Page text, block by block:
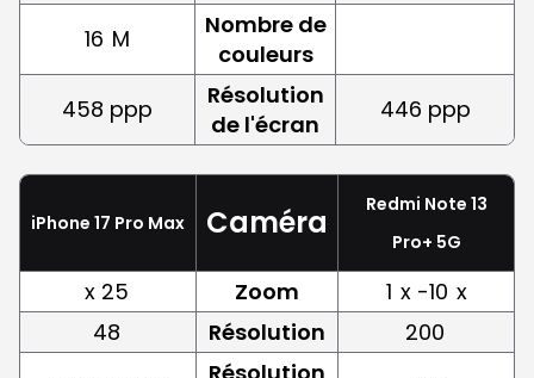
16 M
Nombre de
couleurs
458 ppp
Résolution
de l'écran
446 ppp
iPhone 17 Pro Max Caméra
Redmi Note 13
Pro+ 5G
x 25 Zoom 1 x -10 x
48
Résolution
200